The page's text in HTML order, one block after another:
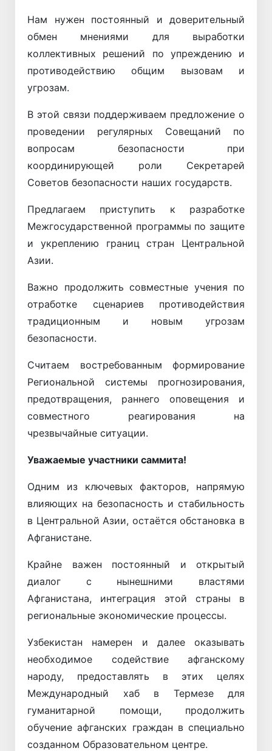
Нам нужен постоянный и доверительный
обмен мнениями для выработки
коллективных решений по упреждению и
противодействию общим вызовам и
угрозам.
В этой связи поддерживаем предложение о
проведении регулярных Совещаний по
вопросам безопасности при
координирующей роли Секретарей
Советов безопасности наших государств.
Предлагаем приступить к разработке
Межгосударственной программы по защите
и укреплению границ стран Центральной
Азии.
Важно продолжить совместные учения по
отработке сценариев противодействия
традиционным и новым угрозам
безопасности.
Считаем востребованным формирование
Региональной системы прогнозирования,
предотвращения, раннего оповещения и
совместного реагирования на
чрезвычайные ситуации.
Уважаемые участники саммита!
Одним из ключевых факторов, напрямую
влияющих на безопасность и стабильность
в Центральной Азии, остаётся обстановка в
Афганистане.
Крайне важен постоянный и открытый
диалог с нынешними властями
Афганистана, интеграция этой страны в
региональные экономические процессы.
Узбекистан намерен и далее оказывать
необходимое содействие афганскому
народу, предоставлять в этих целях
Международный хаб в Термезе для
гуманитарной помощи, продолжить
обучение афганских граждан в специально
созданном Образовательном центре.